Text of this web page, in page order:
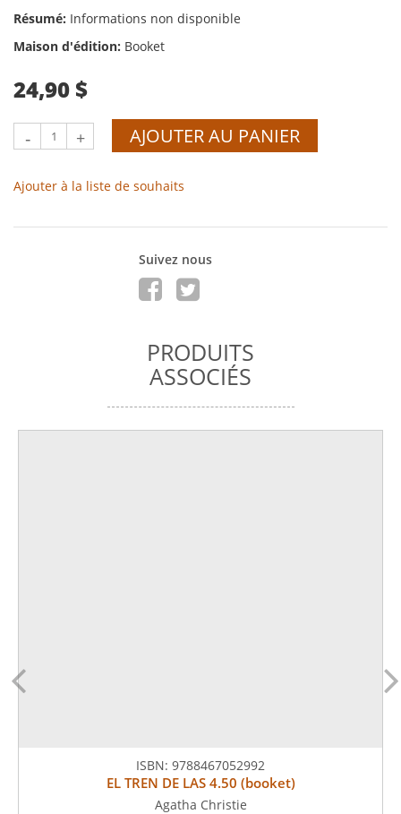
Résumé: Informations non disponible
Maison d'édition: Booket
24,90 $
- + AJOUTER AU PANIER
Ajouter à la liste de souhaits
Suivez nous
PRODUITS
ASSOCIÉS
ISBN: 9788467052992
EL TREN DE LAS 4.50 (booket)
Agatha Christie